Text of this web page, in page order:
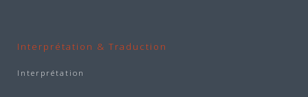
Interprétation & Traduction
Interprétation